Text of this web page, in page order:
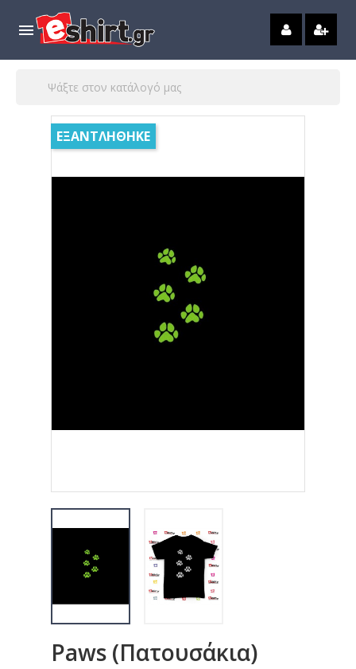

ΕΞΑΝΤΛΗΘΗΚΕ
Paws (Πατουσάκια)